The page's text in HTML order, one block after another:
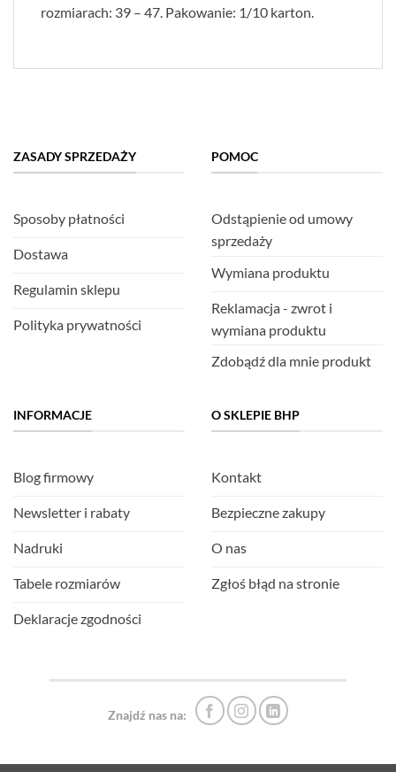
rozmiarach: 39 – 47. Pakowanie: 1/10 karton.
ZASADY SPRZEDAŻY
Sposoby płatności
Dostawa
Regulamin sklepu
Polityka prywatności
POMOC
Odstąpienie od umowy
sprzedaży
Wymiana produktu
Reklamacja - zwrot i
wymiana produktu
Zdobądź dla mnie produkt
INFORMACJE
Blog firmowy
Newsletter i rabaty
Nadruki
Tabele rozmiarów
Deklaracje zgodności
O SKLEPIE BHP
Kontakt
Bezpieczne zakupy
O nas
Zgłoś błąd na stronie
Znajdź nas na: